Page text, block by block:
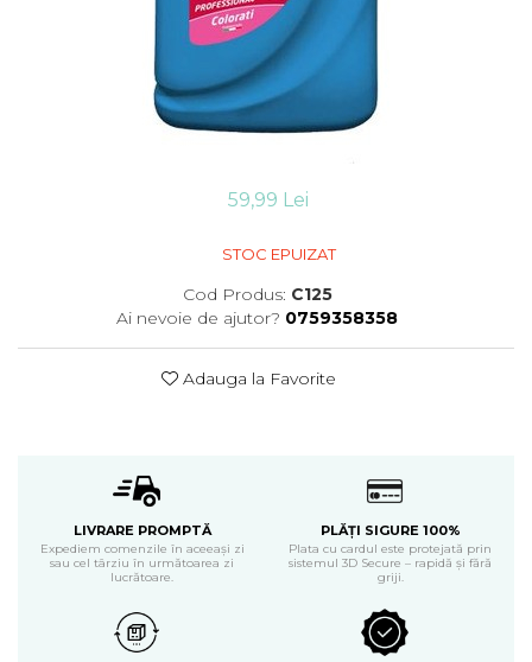
Solutii suprafete bucatarie
Prosoape de hartie si servetele
Bureti vase si lavete
Rezerve filtru Cafea
Produse curatenie baie
Solutii suprafete baie
Solutii desfundat tevi
Hartie igienica
Produse curatenie casa
Solutie curatat podele
Solutie curatat mobila
59,99 Lei
STOC EPUIZAT
Cod Produs: C125
Ai nevoie de ajutor? 0759358358
Adauga la Favorite
LIVRARE PROMPTĂ
Expediem comenzile în aceeași zi
sau cel târziu în următoarea zi
lucrătoare.
PLĂȚI SIGURE 100%
Plata cu cardul este protejată prin
sistemul 3D Secure – rapidă și fără
griji.